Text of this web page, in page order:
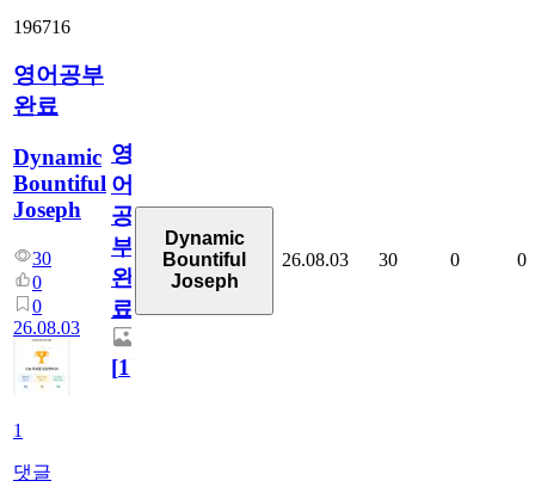
196716
영어공부
완료
Dynamic
Bountiful
Joseph
30
0
0
26.08.03
1
댓글
영
어
공
부
완
료
[1]
Dynamic
Bountiful
Joseph
26.08.03 30 0 0